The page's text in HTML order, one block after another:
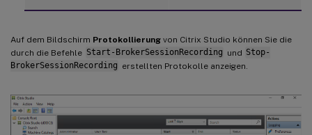
Auf dem Bildschirm Protokollierung von Citrix Studio können Sie die
durch die Befehle Start-BrokerSessionRecording und Stop-
BrokerSessionRecording erstellten Protokolle anzeigen.